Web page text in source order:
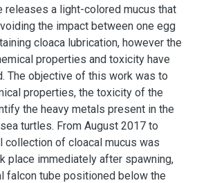
releases a light-colored mucus that
the impact between one egg
cloaca lubrication, however the
properties and toxicity have
The objective of this work was to
properties, the toxicity of the
the heavy metals present in the
turtles. From August 2017 to
collection of cloacal mucus was
place immediately after spawning,
falcon tube positioned below the